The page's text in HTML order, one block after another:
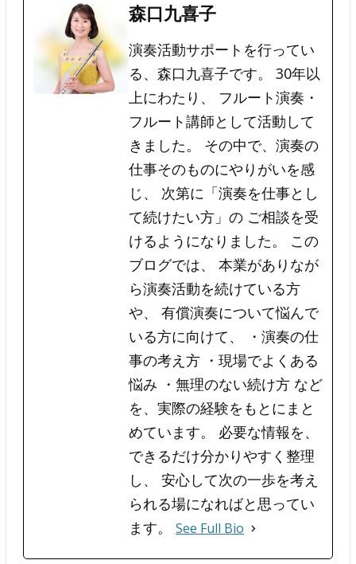
森口九喜子
演奏活動サポートを行ってい
る、森口九喜子です。 30年以
上にわたり、 フルート演奏・
フルート講師として活動して
きました。 その中で、演奏の
仕事そのものにやりがいを感
じ、 次第に「演奏を仕事とし
て続けたい方」の ご相談を受
けるようになりました。 この
ブログでは、 本業がありなが
ら演奏活動を続けている方
や、 有償演奏について悩んで
いる方に向けて、 ・演奏の仕
事の考え方 ・現場でよくある
悩み ・無理のない続け方 など
を、実際の経験をもとにまと
めています。 必要な情報を、
できるだけ分かりやすく整理
し、 安心して次の一歩を考え
られる場になればと思ってい
ます。 See Full Bio